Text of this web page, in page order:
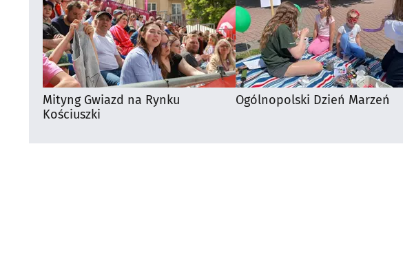
Mityng Gwiazd na Rynku
Kościuszki
Ogólnopolski Dzień Marzeń